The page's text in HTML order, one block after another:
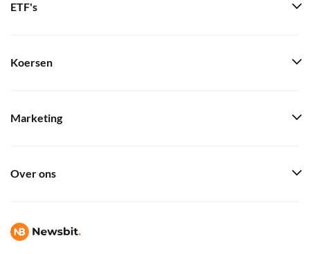
ETF's
Koersen
Marketing
Over ons